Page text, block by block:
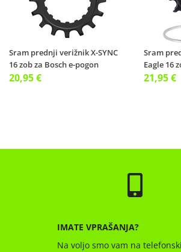
Sram prednji verižnik X-SYNC
16 zob za Bosch e-pogon
20,95 €
Sram
Eagle 16
21,95 €
IMATE VPRAŠANJA?
Na voljo smo vam na